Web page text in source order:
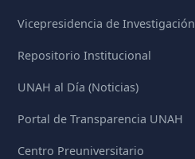
Vicepresidencia de Investigación
Repositorio Institucional
UNAH al Día (Noticias)
Portal de Transparencia UNAH
Centro Preuniversitario